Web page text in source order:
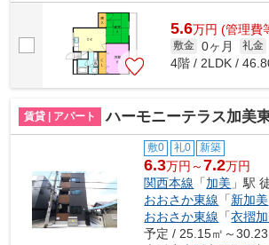
5.6万円 (管理費
敷金 0ヶ月 礼金
4階 / 2LDK /
賃貸 | アパート ハーモニーテラス加美
敷0 礼0 新築
6.3万円～7.2万円
関西本線 「加美 」駅
おおさか東線 「新加美
おおさか東線 「衣摺
予定 / 25.15㎡～30.23